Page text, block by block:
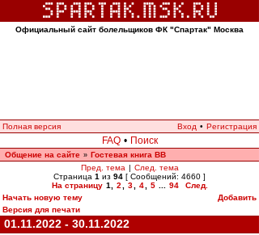
Официальный сайт болельщиков ФК "Спартак" Москва
Полная версия Вход • Регистрация
FAQ • Поиск
Общение на сайте » Гостевая книга ВВ
Пред. тема | След. тема
Страница 1 из 94 [ Сообщений: 4660 ]
На страницу 1 2 3 4 5 94
След.
Начать новую тему
Добавить
Версия для печати
01.11.2022 - 30.11.2022